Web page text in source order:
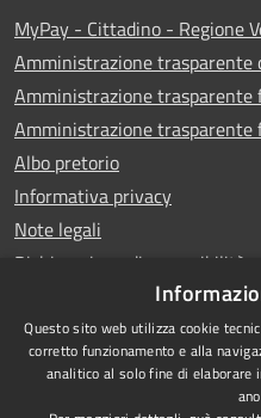
MyPay - Cittadino - Regione
Amministrazione
Amministrazione
Amministrazione
Albo pretorio
Informativa privacy
Note legali
Dichiarazione di accessibilità
RSS
Questo sito web utilizza cookie
corretto funzionamento e alla
analitico al solo fine di